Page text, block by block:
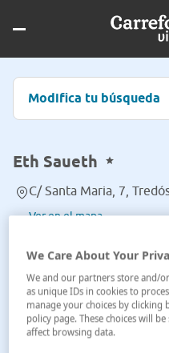
Modifica tu búsqueda
Eth Saueth
C/ Santa Maria, 7,
Ver en el mapa
We Care About Your
We and our partners store and/
as unique IDs in cookies to
manage your choices by
policy page. These choices will
affect browsing data.